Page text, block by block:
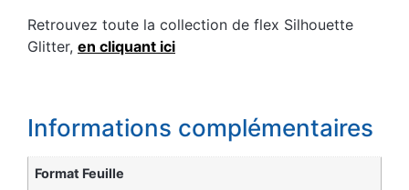
Retrouvez toute la collection de flex Silhouette
Glitter, en cliquant ici
Informations complémentaires
Format Feuille